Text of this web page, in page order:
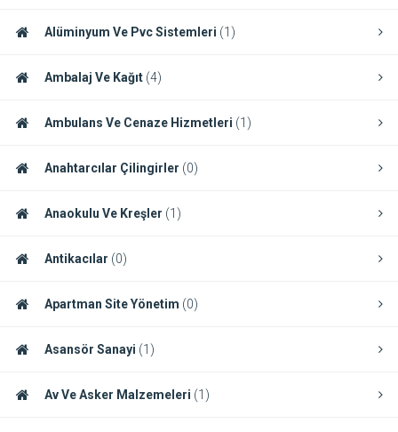
Alüminyum Ve Pvc Sistemleri (1)
Ambalaj Ve Kağıt (4)
Ambulans Ve Cenaze Hizmetleri (1)
Anahtarcılar Çilingirler (0)
Anaokulu Ve Kreşler (1)
Antikacılar (0)
Apartman Site Yönetim (0)
Asansör Sanayi (1)
Av Ve Asker Malzemeleri (1)